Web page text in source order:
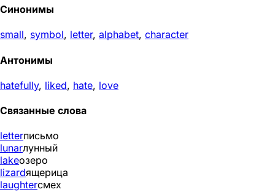
Синонимы
small, symbol, letter, alphabet, character
Антонимы
hatefully, liked, hate, love
Связанные слова
letterписьмо
lunarлунный
lakeозеро
lizardящерица
laughterсмех